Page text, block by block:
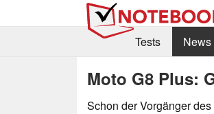
Tests
News
Moto G8 Plus:
Schon der Vorgänger